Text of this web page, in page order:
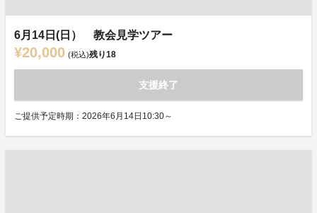
6月14日(日） 教会見学ツアー
¥20,000 (税込)残り18
支援終了
ご提供予定時期：2026年6月14日10:30～